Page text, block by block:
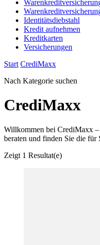
Identitätsdiebstahl
Kredit aufnehmen
Kreditkarten
Versicherungen
Start CrediMaxx
Nach Kategorie suchen
CrediMaxx
Willkommen bei CrediMaxx –
beraten und finden Sie die für
Zeigt 1 Resultat(e)